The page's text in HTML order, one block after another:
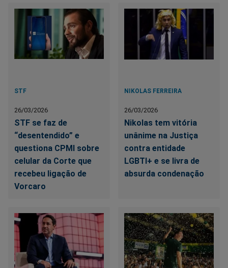
STF
26/03/2026
STF se faz de
“desentendido” e
questiona CPMI sobre
celular da Corte que
recebeu ligação de
Vorcaro
NIKOLAS FERREIRA
26/03/2026
Nikolas tem vitória
unânime na Justiça
contra entidade
LGBTI+ e se livra de
absurda condenação